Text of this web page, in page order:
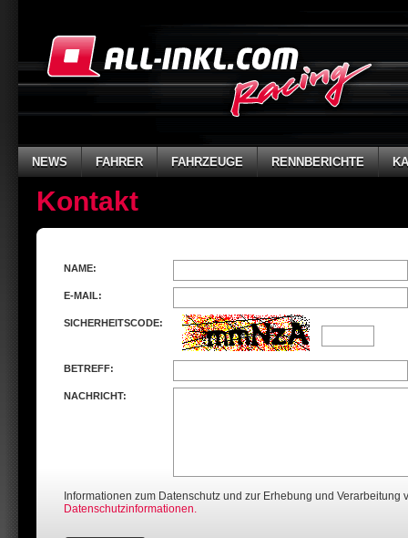
NEWS FAHRER FAHRZEUGE RENNBERICHTE
Kontakt
NAME:
E-MAIL:
SICHERHEITSCODE:
BETREFF:
NACHRICHT:
Informationen zum Datenschutz und zur Erhebung und Verarbeitung
Datenschutzinformationen.